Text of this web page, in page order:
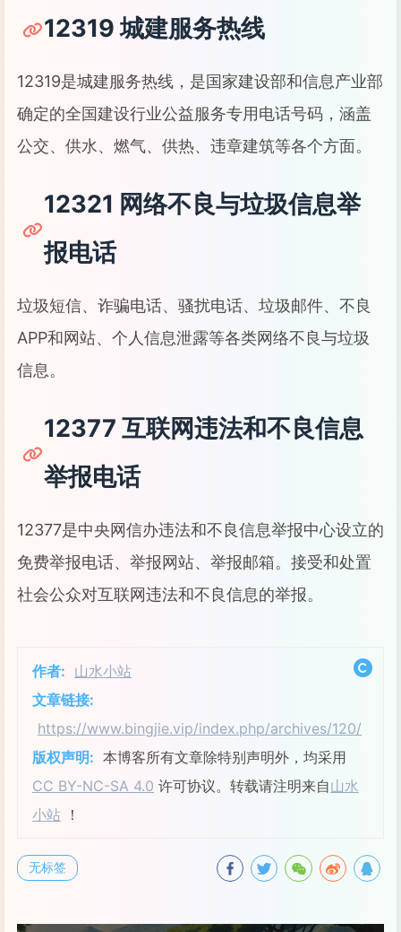
12319 城建服务热线
12319是城建服务热线，是国家建设部和信息产业部
确定的全国建设行业公益服务专用电话号码，涵盖
公交、供水、燃气、供热、违章建筑等各个方面。
12321 网络不良与垃圾信息举
报电话
垃圾短信、诈骗电话、骚扰电话、垃圾邮件、不良
APP和网站、个人信息泄露等各类网络不良与垃圾
信息。
12377 互联网违法和不良信息
举报电话
12377是中央网信办违法和不良信息举报中心设立的
免费举报电话、举报网站、举报邮箱。接受和处置
社会公众对互联网违法和不良信息的举报。
作者: 山水小站
文章链接:
https://www.bingjie.vip/index.php/archives/120/
版权声明: 本博客所有文章除特别声明外，均采用
CC BY-NC-SA 4.0 许可协议。转载请注明来自山水
小站 ！
无标签